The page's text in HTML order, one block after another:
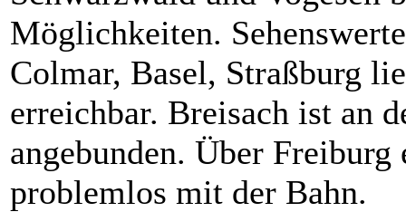
Möglichkeiten.
Colmar, Basel, Straßburg
erreichbar. Breisach ist an
angebunden. Über
problemlos mit der Bahn.